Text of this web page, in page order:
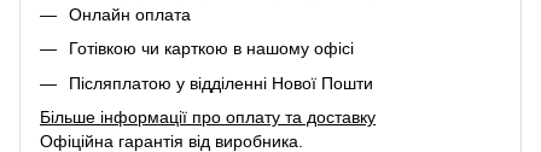
Онлайн оплата
Готівкою чи карткою в нашому офісі
Післяплатою у відділенні Нової Пошти
Більше інформації про оплату та доставку
Офіційна гарантія від виробника.